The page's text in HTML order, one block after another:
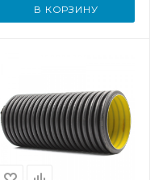
В КОРЗИНУ